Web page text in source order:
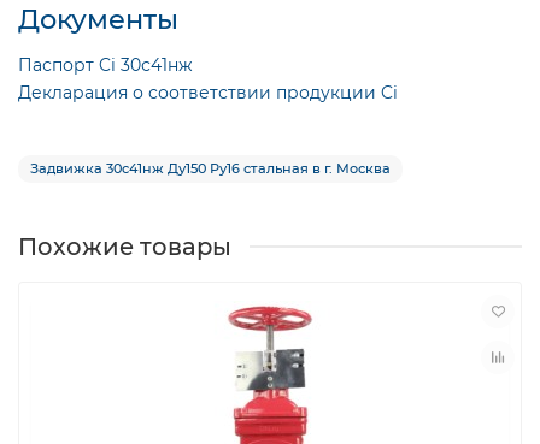
Документы
Паспорт Ci 30с41нж
Декларация о соответствии продукции Ci
Задвижка 30с41нж Ду150 Ру16 стальная в г. Москва
Похожие товары